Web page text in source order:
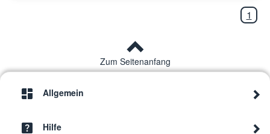
1
Zum Seitenanfang
Allgemein
Hilfe